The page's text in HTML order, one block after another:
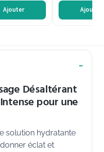
Ajouter Ajouter
Désaltérant
pour une
solution hydratante
éclat et